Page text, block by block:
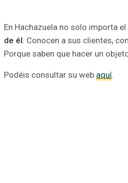
En Hachazuela no solo importa
de él. Conocen a sus clientes,
Porque saben que hacer un
Podéis consultar su web aquí.